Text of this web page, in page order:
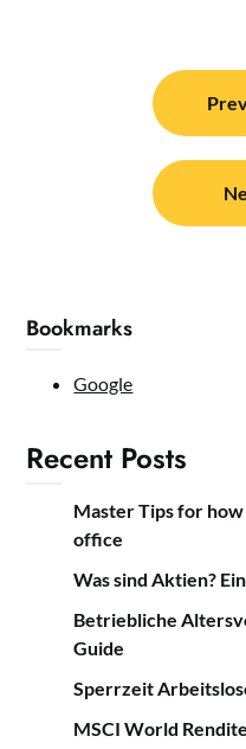
navigation
Bookmarks
Google
Recent Posts
Master Tips for
office
Was sind Aktien?
Betriebliche
Guide
Sperrzeit
MSCI World